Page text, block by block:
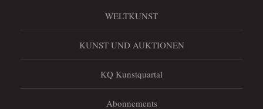
WELTKUNST
KUNST UND AUKTIONEN
KQ Kunstquartal
Abonnements